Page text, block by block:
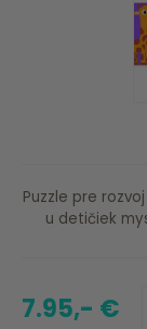
Puzzle pre
u detičiek
7.95,- €